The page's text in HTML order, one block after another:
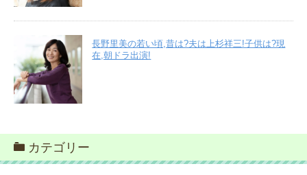
長野里美の若い頃,昔は?夫は上杉祥三!子供は?現
在,朝ドラ出演!
カテゴリー